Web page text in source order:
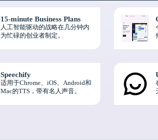
15-minute Business Plans
人工智能驱动的战略在几分钟内
为忙碌的创业者制定。
Speechify
适用于Chrome、iOS、Android和
Mac的TTS，带有名人声音。